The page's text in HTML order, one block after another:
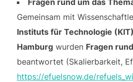
Gemeinsam mit
Instituts für Technologie (KIT)
Hamburgwurden Fragen
beantwortet (Skalierbarkeit,
https://efuelsnow.de/